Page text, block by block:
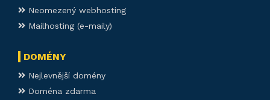
Neomezený webhosting
Mailhosting (e-maily)
DOMÉNY
Nejlevnější domény
Doména zdarma